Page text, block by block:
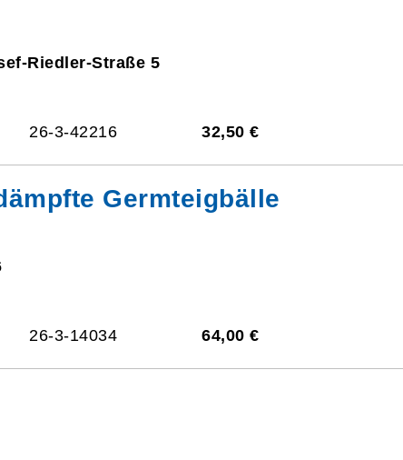
Riedler-Straße 5
26-3-42216 32,50 €
Germteigbälle
26-3-14034 64,00 €